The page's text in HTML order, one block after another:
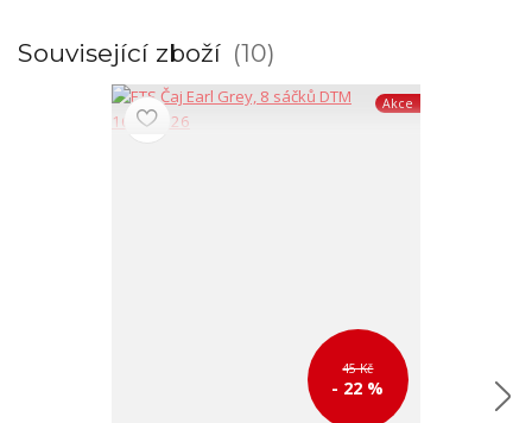
Související zboží 10
Akce
45 Kč
- 22 %